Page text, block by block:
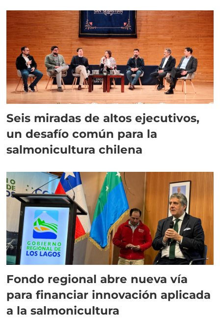
Seis miradas de altos ejecutivos,
un desafío común para la
salmonicultura chilena
Fondo regional abre nueva vía
para financiar innovación aplicada
a la salmonicultura